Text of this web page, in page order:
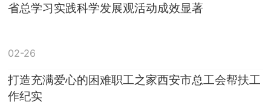
省总学习实践科学发展观活动成效显著
02-26
打造充满爱心的困难职工之家西安市总工会帮扶工
作纪实